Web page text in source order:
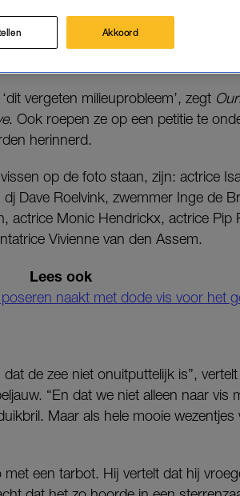
vergeten milieuprobleem’, zegt
. Ook roepen ze op een petitie te
herinnerd.
op de foto staan, zijn: actrice
Dave Roelvink, zwemmer Inge de
actrice Monic Hendrickx, actrice Pip
Vivienne van den Assem.
Lees ook
naakt met dode vis voor het
de zee niet onuitputtelijk is”,
“En dat we niet alleen naar vis
Maar als hele mooie
een tarbot. Hij vertelt dat hij
Akkoord